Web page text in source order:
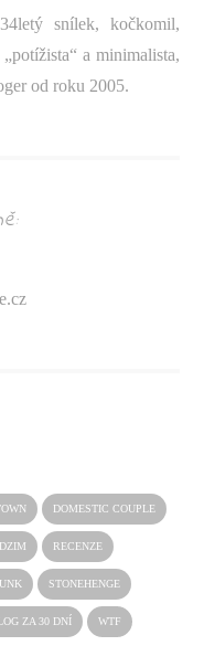
snílek, kočkomil,
a minimalista,
od roku 2005.
DOMESTIC COUPLE
RECENZE
STONEHENGE
ZA 30 DNÍ WTF